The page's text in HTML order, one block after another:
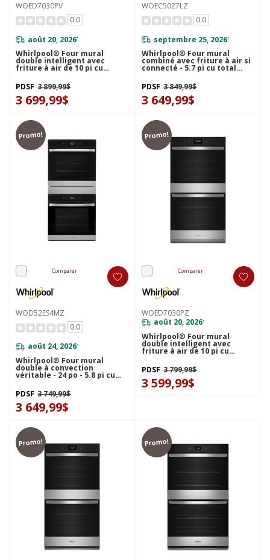
WOED7030PV
0.0
août 20, 2026*
Whirlpool® Four mural
double intelligent avec
friture à air de 10 pi cu
PDSF 3 899,99$
3 699,99$
WOEC5027LZ
0.0
septembre 25, 2026*
Whirlpool® Four mural
combiné avec friture à air si
connecté - 5.7 pi cu total
PDSF 3 849,99$
3 649,99$
Promo!
Comparer
WOD52ES4MZ
0.0
août 24, 2026*
Whirlpool® Four mural
double à convection
véritable - 24 po - 5.8 pi cu
PDSF 3 749,99$
3 649,99$
Promo!
Comparer
WOED7030PZ
août 20, 2026*
Whirlpool® Four mural
double intelligent avec
friture à air de 10 pi cu
PDSF 3 799,99$
3 599,99$
Promo! Promo!